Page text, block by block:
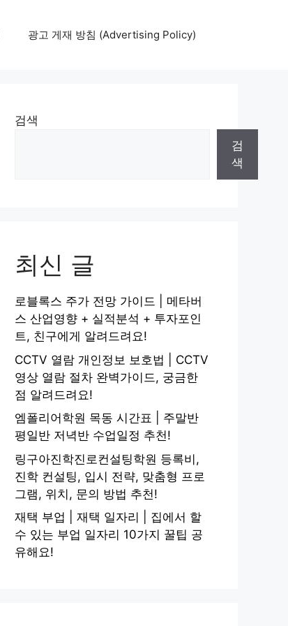
광고 게재 방침 (Advertising Policy)
검색
검
색
최신 글
로블록스 주가 전망 가이드 | 메타버
스 산업영향 + 실적분석 + 투자포인
트, 친구에게 알려드려요!
CCTV 열람 개인정보 보호법 | CCTV
영상 열람 절차 완벽가이드, 궁금한
점 알려드려요!
엠폴리어학원 목동 시간표 | 주말반
평일반 저녁반 수업일정 추천!
링구아진학진로컨설팅학원 등록비,
진학 컨설팅, 입시 전략, 맞춤형 프로
그램, 위치, 문의 방법 추천!
재택 부업 | 재택 일자리 | 집에서 할
수 있는 부업 일자리 10가지 꿀팁 공
유해요!